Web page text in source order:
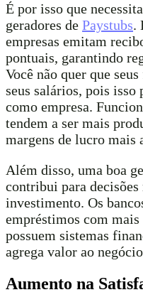
É por isso que
geradores de Paystubs.
empresas emitam
pontuais, garantindo
Você não quer que
seus salários, pois isso
como empresa.
tendem a ser mais
margens de lucro mais
Além disso, uma boa
contribui para decisões
investimento. Os
empréstimos com
possuem sistemas
agrega valor ao
Aumento na